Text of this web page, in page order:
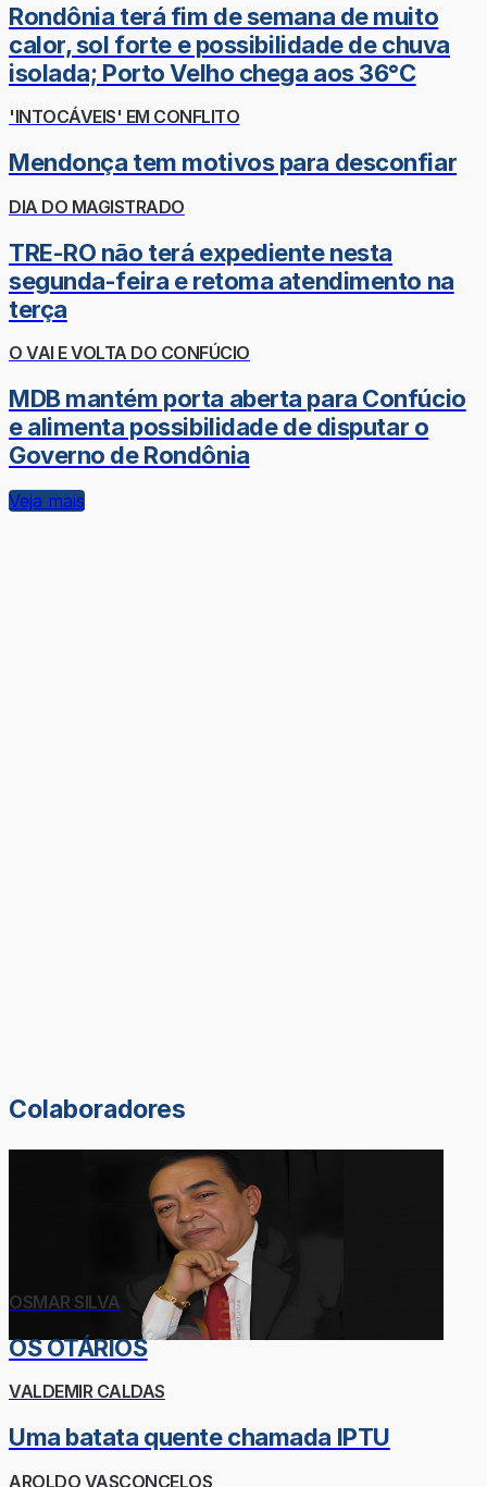
Rondônia terá fim de semana de muito
calor, sol forte e possibilidade de chuva
isolada; Porto Velho chega aos 36°C
'INTOCÁVEIS' EM CONFLITO
Mendonça tem motivos para desconfiar
DIA DO MAGISTRADO
TRE-RO não terá expediente nesta
segunda-feira e retoma atendimento na
terça
O VAI E VOLTA DO CONFÚCIO
MDB mantém porta aberta para Confúcio
e alimenta possibilidade de disputar o
Governo de Rondônia
Veja mais
Colaboradores
OSMAR SILVA
OS OTÁRIOS
VALDEMIR CALDAS
Uma batata quente chamada IPTU
AROLDO VASCONCELOS